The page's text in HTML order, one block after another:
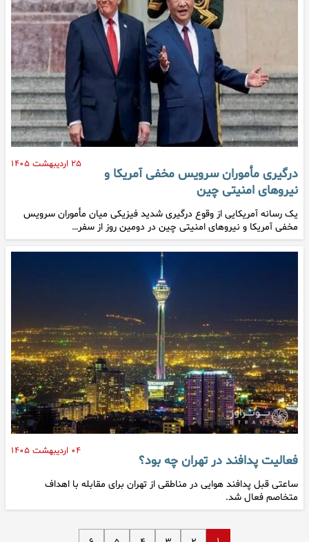
۲۵ اردیبهشت ۱۴۰۵
درگیری مأموران سرویس مخفی آمریکا و
نیروهای امنیتی چین
یک رسانه آمریکایی از وقوع درگیری شدید فیزیکی میان مأموران سرویس
مخفی آمریکا و نیروهای امنیتی چین در دومین روز از سفر…
۰۴ اردیبهشت ۱۴۰۵
فعالیت پدافند در تهران چه بود؟
ساعتی قبل پدافند هوایی در مناطقی از تهران برای مقابله با اهداف
متخاصم فعال شد.